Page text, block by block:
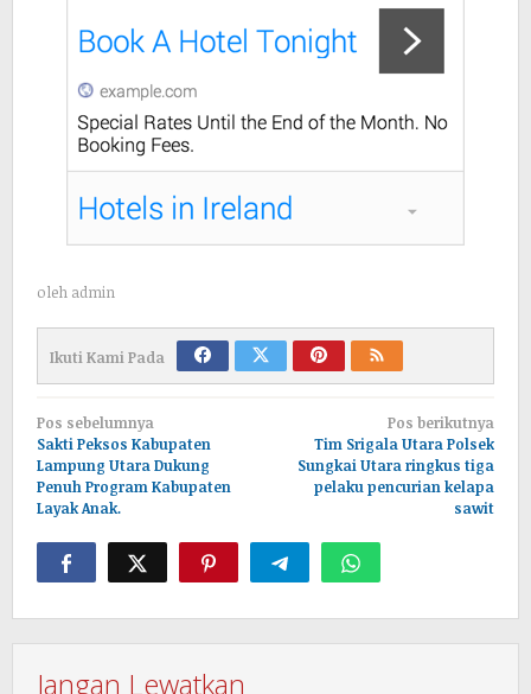
oleh admin
Ikuti Kami Pada
Navigasi
pos
Pos sebelumnya
Sakti Peksos Kabupaten
Lampung Utara Dukung
Penuh Program Kabupaten
Layak Anak.
Pos berikutnya
Tim Srigala Utara Polsek
Sungkai Utara ringkus tiga
pelaku pencurian kelapa
sawit
Jangan Lewatkan